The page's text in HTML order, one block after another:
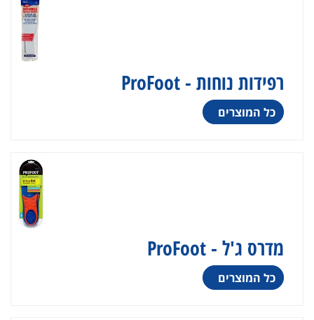
רפידות נוחות - ProFoot
כל המוצרים
מדרס ג'ל - ProFoot
כל המוצרים